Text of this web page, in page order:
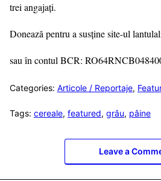
trei angajați.
Donează pentru a susține site-ul
sau în contul BCR:
Categories: Articole / Reportaje,
Tags: cereale, featured, grâu, pâine
Leave a